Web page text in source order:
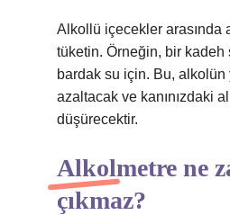
Alkollü içecekler arasında
tüketin. Örneğin, bir kadeh
bardak su için. Bu,
azaltacak ve kanınızdaki
düşürecektir.
Alkolmetre ne
çıkmaz?